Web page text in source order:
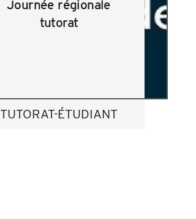
Journée régionale
tutorat
TUTORAT-ÉTUDIANT